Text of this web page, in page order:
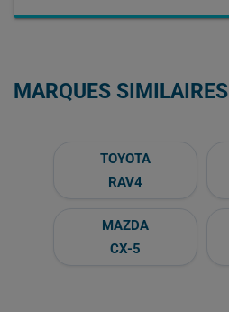
MARQUES SIMILAIRES
TOYOTA
RAV4
MAZDA
CX-5